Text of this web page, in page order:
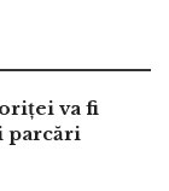
va fi
parcări